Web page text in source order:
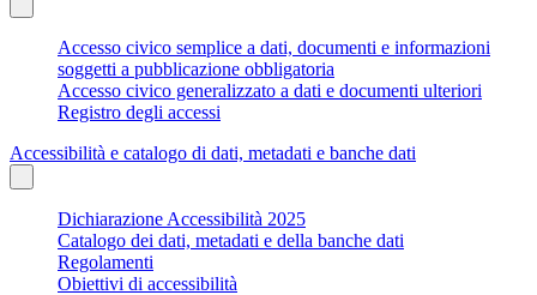
Accesso civico semplice a dati, documenti e informazioni
soggetti a pubblicazione obbligatoria
Accesso civico generalizzato a dati e documenti ulteriori
Registro degli accessi
Accessibilità e catalogo di dati, metadati e banche dati
Dichiarazione Accessibilità 2025
Catalogo dei dati, metadati e della banche dati
Regolamenti
Obiettivi di accessibilità